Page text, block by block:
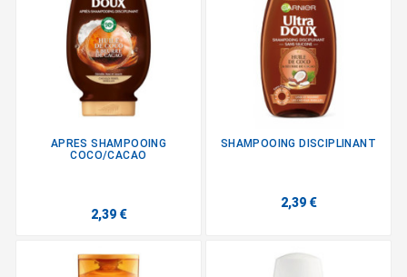
APRES SHAMPOOING
COCO/CACAO
2,39 €
SHAMPOOING DISCIPLINANT
2,39 €